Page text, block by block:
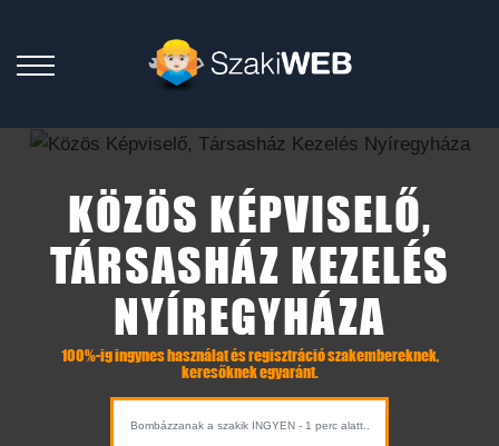
KÖZÖS KÉPVISELŐ,
TÁRSASHÁZ KEZELÉS
NYÍREGYHÁZA
100%-ig ingynes használat és regisztráció szakembereknek,
keresőknek egyaránt.